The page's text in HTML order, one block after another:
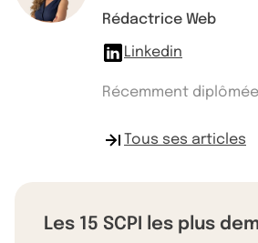
Rédactrice Web
Linkedin
Récemment
Tous ses articles
Les 15 SCPI les plus